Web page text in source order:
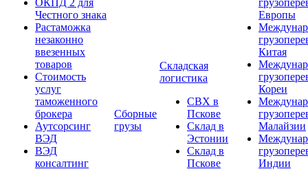
ОКПД 2 для
Честного знака
Растаможка
незаконно
ввезенных
товаров
Стоимость
услуг
таможенного
брокера
Аутсорсинг
ВЭД
ВЭД
консалтинг
Сборные
грузы
Складская
логистика
СВХ в
Пскове
Склад в
Эстонии
Склад в
Пскове
Европы
Китая
Кореи
Малайзии
Индии